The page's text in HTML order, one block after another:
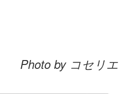
Photo by コセリエ